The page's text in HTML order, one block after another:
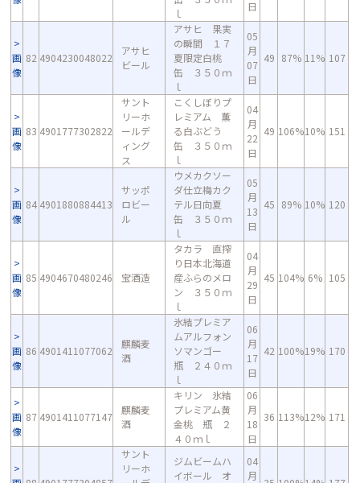
ｌ
日
画
像
82 4904230048022
アサヒ
ビール
アサヒ 果実
の瞬間 １７
夏限定白桃
缶 ３５０ｍ
ｌ
05
月
07
日
49 87% 11% 107
画
像
83 4901777302822
サント
リーホ
ールデ
ィング
ス
こくしぼりプ
レミアム 薫
る白ぶどう
缶 ３５０ｍ
ｌ
04
月
22
日
49 106%10% 151
画
像
84 4901880884413
サッポ
ロビー
ル
ウメカクソー
ダ仕立梅カク
テル日向夏
缶 ３５０ｍ
ｌ
05
月
13
日
45 89% 10% 120
画
像
85 4904670480246 宝酒造
タカラ 直搾
り日本北海道
産ふらのメロ
ン ３５０ｍ
ｌ
04
月
29
日
45 104% 6% 105
画
像
86 4901411077062
麒麟麦
酒
氷結プレミア
ムアルフォン
ソマンゴー
瓶 ２４０ｍ
ｌ
06
月
17
日
42 100%19% 170
画
像
87 4901411077147
麒麟麦
酒
キリン 氷結
プレミアム黄
金桃 瓶 ２
４０ｍｌ
06
月
18
日
36 113%12% 171
サント
リーホ
ジムビームハ
イボール オ
04
月